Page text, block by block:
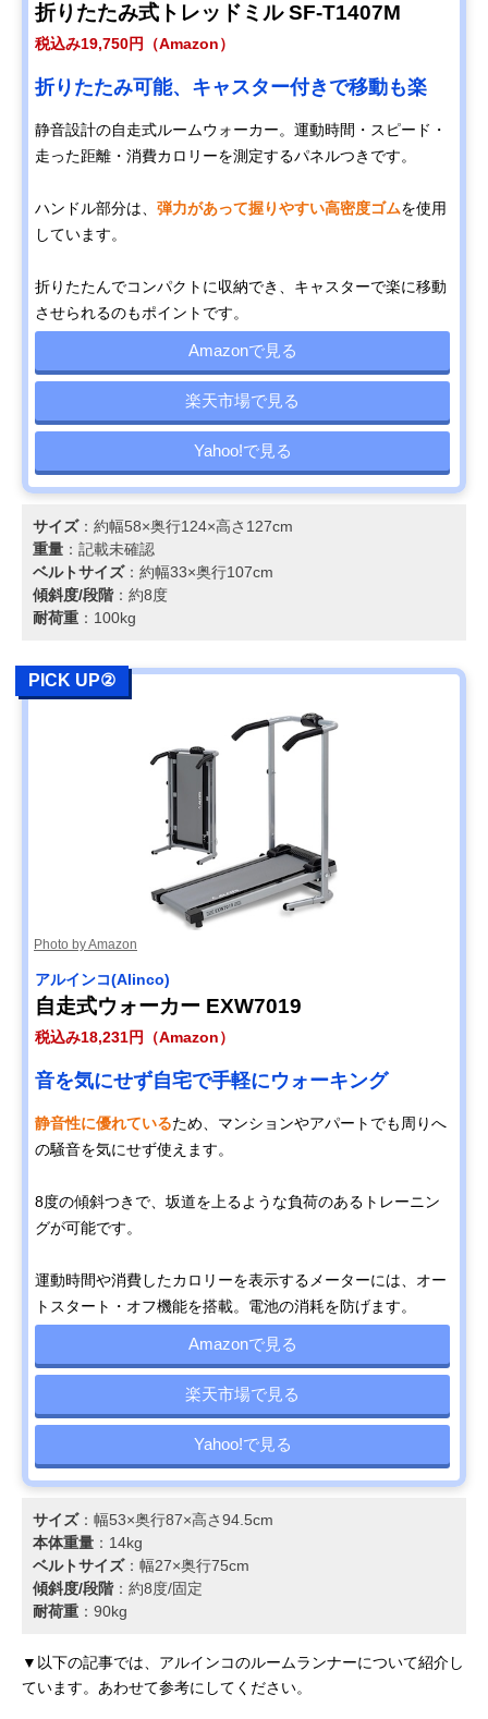
折りたたみ式トレッドミル SF-T1407M
税込み19,750円（Amazon）
折りたたみ可能、キャスター付きで移動も楽
静音設計の自走式ルームウォーカー。運動時間・スピード・
走った距離・消費カロリーを測定するパネルつきです。
ハンドル部分は、 弾力があって握りやすい高密度ゴムを使用
しています。
折りたたんでコンパクトに収納でき、キャスターで楽に移動
させられるのもポイントです。
Amazonで見る
楽天市場で見る
Yahoo!で見る
サイズ：約幅58×奥行124×高さ127cm
重量 ：記載未確認
ベルトサイズ：約幅33×奥行107cm
傾斜度/段階：約8度
耐荷重 ：100kg
PICK UP②
Photo by Amazon
アルインコ(Alinco)
自走式ウォーカー EXW7019
税込み18,231円（Amazon）
音を気にせず自宅で手軽にウォーキング
静音性に優れているため、マンションやアパートでも周りへ
の騒音を気にせず使えます。
8度の傾斜つきで、坂道を上るような負荷のあるトレーニン
グが可能です。
運動時間や消費したカロリーを表示するメーターには、オー
トスタート・オフ機能を搭載。電池の消耗を防げます。
Amazonで見る
楽天市場で見る
Yahoo!で見る
サイズ：幅53×奥行87×高さ94.5cm
本体重量 ：14kg
ベルトサイズ：幅27×奥行75cm
傾斜度/段階：約8度/固定
耐荷重 ：90kg
▼以下の記事では、アルインコのルームランナーについて紹介し
ています。あわせて参考にしてください。